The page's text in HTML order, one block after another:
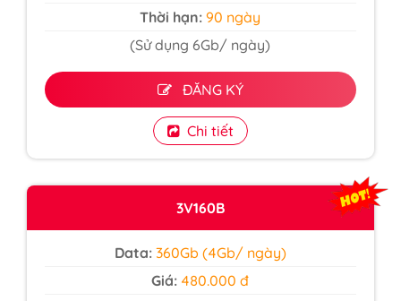
Thời hạn: 90 ngày
(Sử dụng 6Gb/ ngày)
ĐĂNG KÝ
Chi tiết
3V160B
Data: 360Gb (4Gb/ ngày)
Giá: 480.000 đ